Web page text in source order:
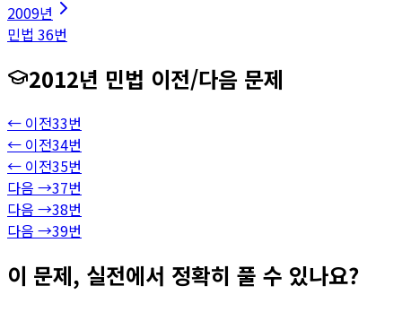
2009년
민법 36번
2012년 민법 이전/다음 문제
← 이전33번
← 이전34번
← 이전35번
다음 →37번
다음 →38번
다음 →39번
이 문제, 실전에서 정확히 풀 수 있나요?